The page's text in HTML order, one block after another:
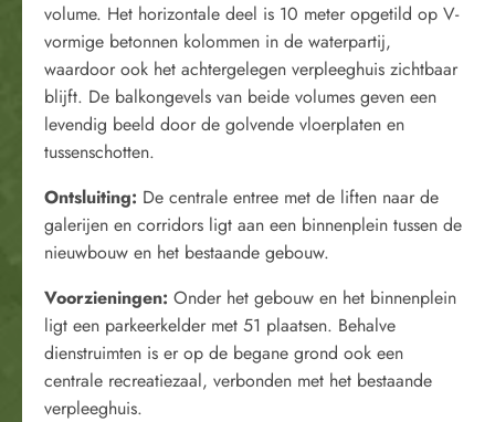
volume. Het horizontale deel is 10 meter opgetild op V-
vormige betonnen kolommen in de waterpartij,
waardoor ook het achtergelegen verpleeghuis zichtbaar
blijft. De balkongevels van beide volumes geven een
levendig beeld door de golvende vloerplaten en
tussenschotten.
Ontsluiting: De centrale entree met de liften naar de
galerijen en corridors ligt aan een binnenplein tussen de
nieuwbouw en het bestaande gebouw.
Voorzieningen: Onder het gebouw en het binnenplein
ligt een parkeerkelder met 51 plaatsen. Behalve
dienstruimten is er op de begane grond ook een
centrale recreatiezaal, verbonden met het bestaande
verpleeghuis.